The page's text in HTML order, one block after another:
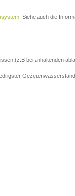
. Siehe auch die
(z.B bei anhaltenden